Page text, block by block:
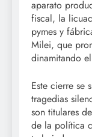
aparato
fiscal, la
pymes y
Milei, que
dinamitando
Este cierre se
tragedias
son titulares
de la política